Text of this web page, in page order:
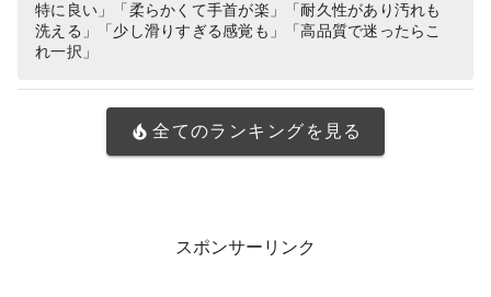
特に良い」「柔らかくて手首が楽」「耐久性があり汚れも
洗える」「少し滑りすぎる感覚も」「高品質で迷ったらこ
れ一択」
全てのランキングを見る
スポンサーリンク